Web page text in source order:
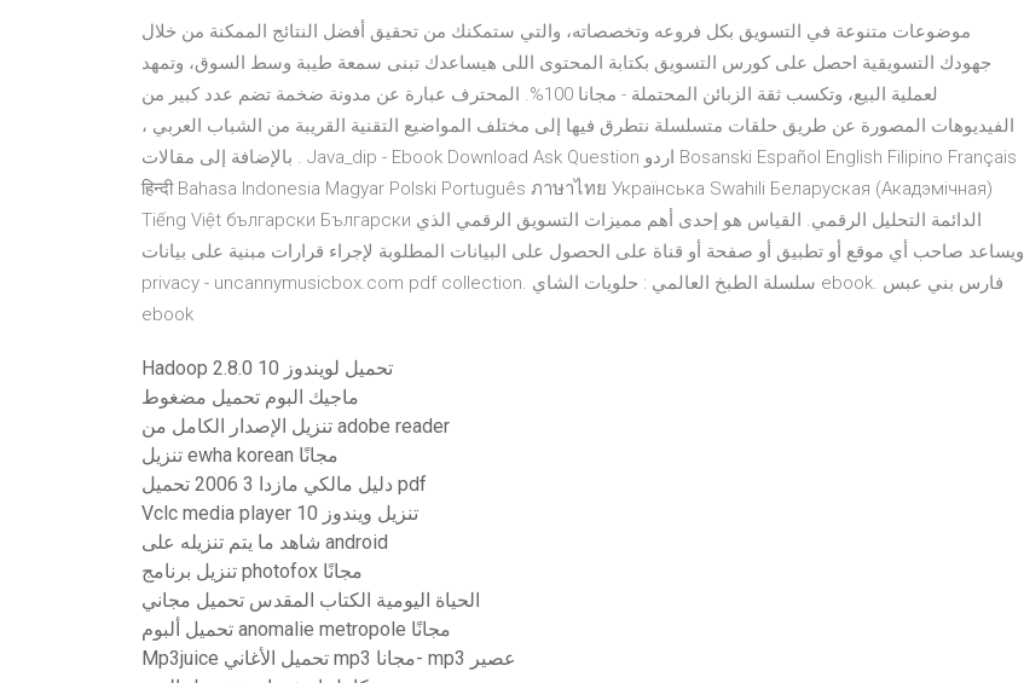
موضوعات متنوعة في التسويق بكل فروعه وتخصصاته، والتي ستمكنك من تحقيق أفضل النتائج الممكنة من خلال
جهودك التسويقية احصل على كورس التسويق بكتابة المحتوى اللى هيساعدك تبنى سمعة طيبة وسط السوق، وتمهد
لعملية البيع، وتكسب ثقة الزبائن المحتملة - مجانا 100%. المحترف عبارة عن مدونة ضخمة تضم عدد كبير من
الفيديوهات المصورة عن طريق حلقات متسلسلة نتطرق فيها إلى مختلف المواضيع التقنية القريبة من الشباب العربي ،
بالإضافة إلى مقالات . Java_dip - Ebook Download Ask Question اردو Bosanski Español English Filipino Français
हिन्दी Bahasa Indonesia Magyar Polski Português ภาษาไทย Українська Swahili Беларуская (Акадэмічная)
Tiếng Việt български Български الدائمة التحليل الرقمي. القياس هو إحدى أهم مميزات التسويق الرقمي الذي
ويساعد صاحب أي موقع أو تطبيق أو صفحة أو قناة على الحصول على البيانات المطلوبة لإجراء قرارات مبنية على بيانات
privacy - uncannymusicbox.com pdf collection. سلسلة الطبخ العالمي : حلويات الشاي ebook. فارس بني عبس
ebook
Hadoop 2.8.0 تحميل لويندوز 10
ماجيك البوم تحميل مضغوط
تنزيل الإصدار الكامل من adobe reader
تنزيل ewha korean مجانًا
دليل مالكي مازدا 3 2006 تحميل pdf
Vclc media player تنزيل ويندوز 10
شاهد ما يتم تنزيله على android
تنزيل برنامج photofox مجانًا
الحياة اليومية الكتاب المقدس تحميل مجاني
تحميل ألبوم anomalie metropole مجانًا
Mp3juice تحميل الأغاني mp3 مجانا- mp3 عصير